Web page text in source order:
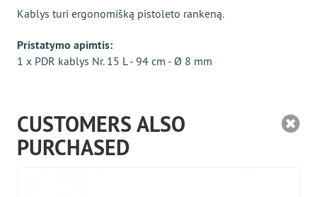
Kablys turi ergonomišką pistoleto rankeną.
Pristatymo apimtis:
1 x PDR kablys Nr. 15 L - 94 cm - Ø 8 mm
CUSTOMERS ALSO
PURCHASED